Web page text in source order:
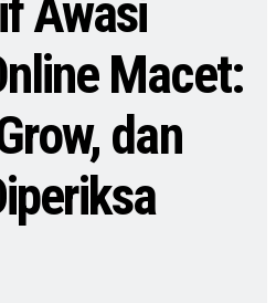
Awasi
Macet:
dan